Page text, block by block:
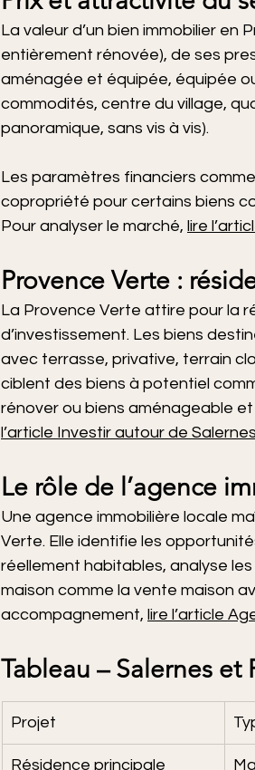
La valeur d’un bien immobilier
entièrement rénovée), de ses
aménagée et équipée, équipée
commodités, centre du village,
panoramique, sans vis à vis).
Les paramètres financiers
copropriété pour certains biens
Pour analyser le marché, lire
Provence Verte :
La Provence Verte attire pour la
d’investissement. Les biens
avec terrasse, privative, terrain
ciblent des biens à potentiel
rénover ou biens aménageable
l’article Investir autour de Salernes
Le rôle de l’agence
Une agence immobilière locale
Verte. Elle identifie les
réellement habitables, analyse
maison comme la vente maison
accompagnement, lire l’article
Tableau – Salernes
Projet
Résidence principale